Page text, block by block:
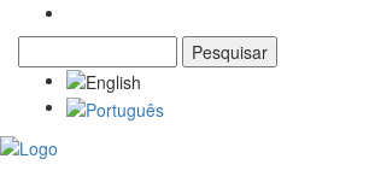
Formulário de pesquisa